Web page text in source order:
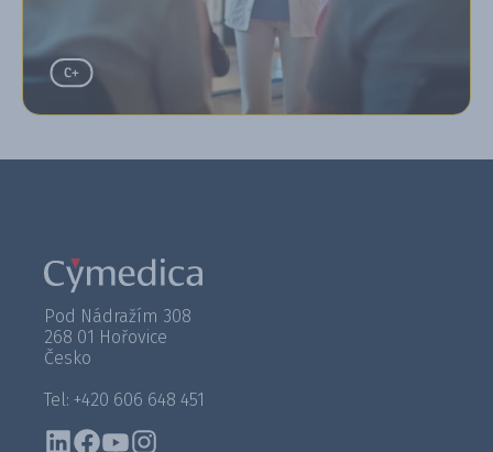
Pod Nádražím 308
268 01 Hořovice
Česko
Tel: +420 606 648 451